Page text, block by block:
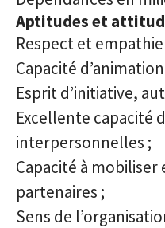
Aptitudes et
Respect et empathie
Capacité
Esprit d’initiative,
Excellente capacité
interpersonnelles ;
Capacité à
partenaires ;
Sens de